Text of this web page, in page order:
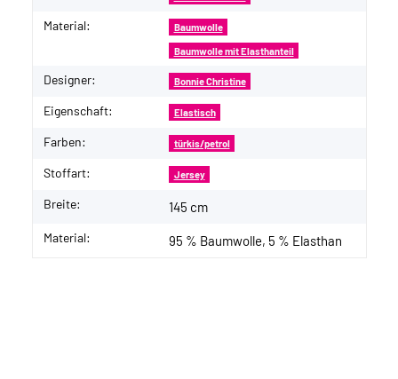
Material: Baumwolle
Baumwolle mit Elasthanteil
Designer: Bonnie Christine
Eigenschaft: Elastisch
Farben: türkis/petrol
Stoffart: Jersey
Breite: 145 cm
Material: 95 % Baumwolle, 5 % Elasthan